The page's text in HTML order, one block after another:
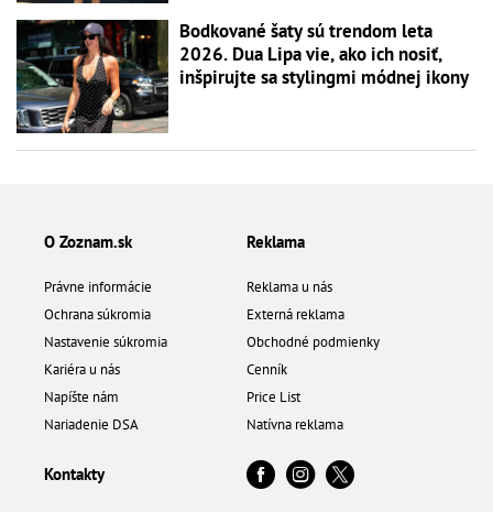
Bodkované šaty sú trendom leta
2026. Dua Lipa vie, ako ich nosiť,
inšpirujte sa stylingmi módnej ikony
O Zoznam.sk
Právne informácie
Ochrana súkromia
Nastavenie súkromia
Kariéra u nás
Napíšte nám
Nariadenie DSA
Reklama
Reklama u nás
Externá reklama
Obchodné podmienky
Cenník
Price List
Natívna reklama
Kontakty